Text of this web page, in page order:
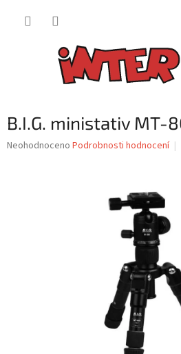
B.I.G. ministativ MT-
Průměrné
Neohodnoceno Podrobnosti hodnocení